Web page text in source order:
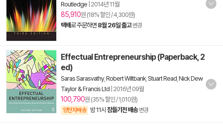
Routledge 2014년 11월
85,910원 (18% 할인 / 4,300원)
택배로 주문하면 8월 26일 출고 변경
Effectual Entrepreneurship (Paperback, 2
ed)
Saras Sarasvathy, Robert Wiltbank, Stuart Read Nick Dew
Taylor & Francis Ltd 2016년 09월
100,790원 (35% 할인 / 1,010원)
양탄자배송 밤 11시 잠들기전 배송 변경